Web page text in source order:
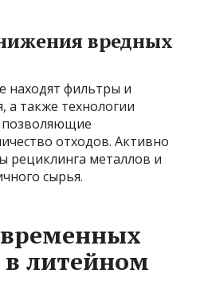
вредных
фильтры и
а также технологии
позволяющие
отходов. Активно
рециклинга металлов и
сырья.
литейном